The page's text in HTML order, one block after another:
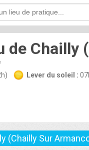
de Chailly
Lever du soleil :
(Chailly Sur